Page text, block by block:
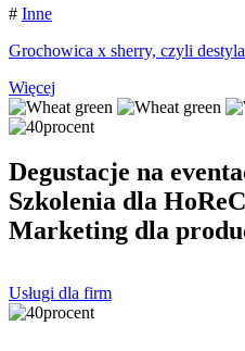
# Inne
Grochowica x sherry, czyli
Więcej
Degustacje na
Szkolenia dla
Marketing dla
Usługi dla firm